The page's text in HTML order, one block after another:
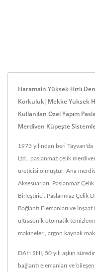
Haramain Yüksek Hızlı
Korkuluk|Mekke Yüksek
Kullanılan Özel Yapım
Merdiven Küpeşte
1973 yılından beri
Ltd., paslanmaz çelik
üreticisi olmuştur. Ana
Aksesuarları, Paslanmaz
Birleştirici, Paslanmaz Çelik
Bağlantı Elemanları ve
ultrasonik otomatik
makineleri, argon kaynak
DAH SHI, 50 yılı aşkın
bağlantı elemanları ve